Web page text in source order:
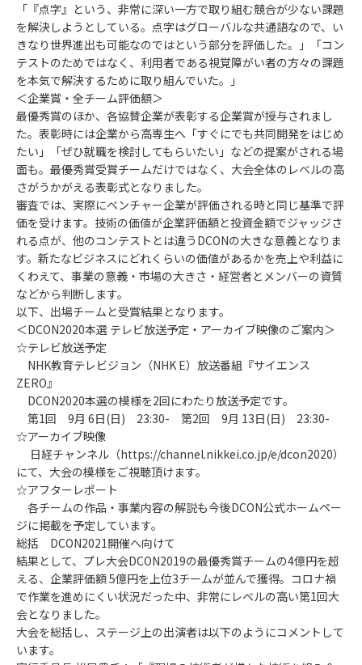
「『点字』という、非常に深い一方で取り組む競合が少ない課題
を解決しようとしている。点字はグローバルな共通語なので、い
きなり世界進出も可能なのではという部分を評価した。」「コン
テストのためではなく、利用者である視覚障がい者の方々の課題
を本気で解決するために取り組んでいた。」
＜企業賞・全チーム評価額＞
最優秀賞のほか、各協賛企業が表彰する企業賞が授与されまし
た。表彰時には企業から高専生へ「すぐにでも共同開発をはじめ
たい」「ぜひ就職を検討してもらいたい」などの提案がされる場
面も。最優秀賞受賞チームだけではなく、大会全体のレベルの高
さがうかがえる表彰式となりました。
審査では、実際にベンチャー企業が評価される時と同じ基準で評
価を受けます。技術の価値が企業評価額と投資金額でジャッジさ
れる点が、他のコンテストとは違うDCONの大きな意義となりま
す。新たなビジネスにどれくらいの価値があるかを売上や利益に
くわえて、事業の意義・市場の大きさ・経営者とメンバーの資質
などから判断します。
以下、出場チームと受賞結果となります。
＜DCON2020本選 テレビ放送予定・アーカイブ映像のご案内＞
☆テレビ放送予定
NHK教育テレビジョン（NHK E）放送番組『サイエンス
ZERO』
DCON2020本選の模様を2回にわたり放送予定です。
第1回 9月 6日(日) 23:30- 第2回 9月 13日(日) 23:30-
☆アーカイブ映像
日経チャンネル（https://channel.nikkei.co.jp/e/dcon2020）
にて、大会の模様をご視聴頂けます。
☆アフターレポート
各チームの作品・事業内容の解説も今後DCON公式ホームペー
ジに掲載を予定しています。
総括 DCON2021開催へ向けて
結果として、プレ大会DCON2019の最優秀賞チームの4億円を超
える、企業評価額 5億円を上位3チームが並んで獲得。コロナ禍
で作業を進めにくい状況だった中、非常にレベルの高い第1回大
会となりました。
大会を総括し、ステージ上の出演者は以下のようにコメントして
います。